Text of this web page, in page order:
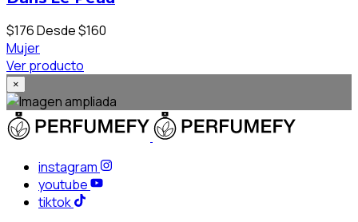
$176Desde $160
Mujer
Ver producto
×
instagram
youtube
tiktok